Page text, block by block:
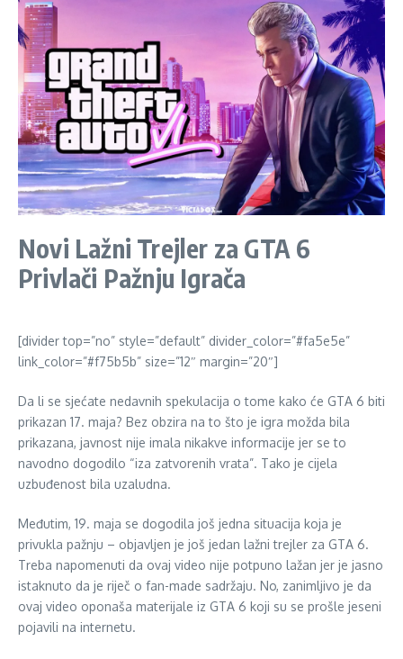
Novi Lažni Trejler za GTA 6
Privlači Pažnju Igrača
[divider top=”no” style=”default” divider_color=”#fa5e5e”
link_color=”#f75b5b” size=”12″ margin=”20″]
Da li se sjećate nedavnih spekulacija o tome kako će GTA 6 biti
prikazan 17. maja? Bez obzira na to što je igra možda bila
prikazana, javnost nije imala nikakve informacije jer se to
navodno dogodilo “iza zatvorenih vrata”. Tako je cijela
uzbuđenost bila uzaludna.
Međutim, 19. maja se dogodila još jedna situacija koja je
privukla pažnju – objavljen je još jedan lažni trejler za GTA 6.
Treba napomenuti da ovaj video nije potpuno lažan jer je jasno
istaknuto da je riječ o fan-made sadržaju. No, zanimljivo je da
ovaj video oponaša materijale iz GTA 6 koji su se prošle jeseni
pojavili na internetu.